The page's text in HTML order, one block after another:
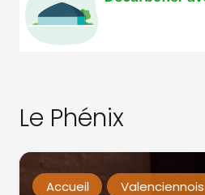
Le Phénix
Accueil Valenciennois